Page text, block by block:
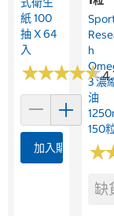
紙 100
抽 X 64
入
★★★★★
★★★★★
加入購物車
H
3 濃
油
150
★
★
缺